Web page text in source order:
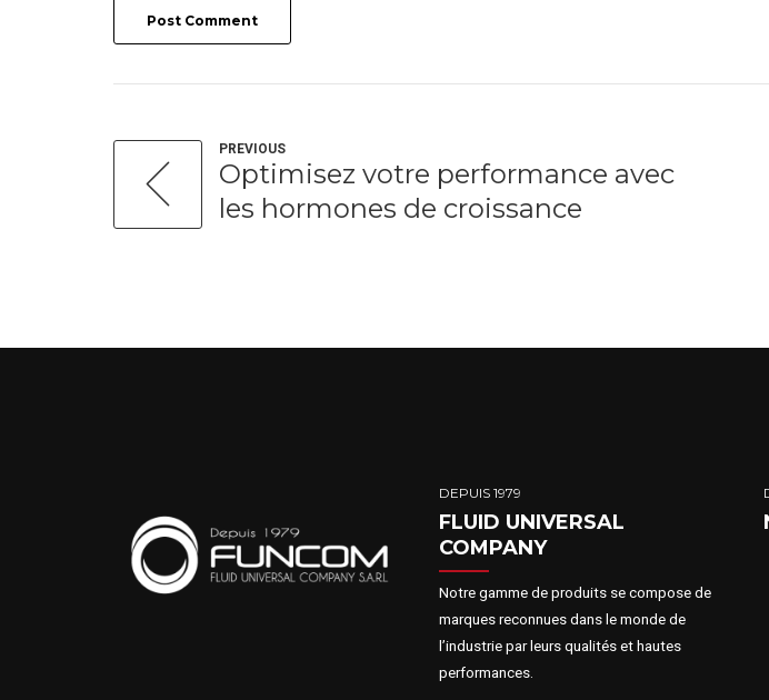
Post Comment
PREVIOUS
Optimisez votre performance avec
les hormones de croissance
DEPUIS 1979
FLUID UNIVERSAL
COMPANY
Notre gamme de produits se compose de
marques reconnues dans le monde de
l’industrie par leurs qualités et hautes
performances.